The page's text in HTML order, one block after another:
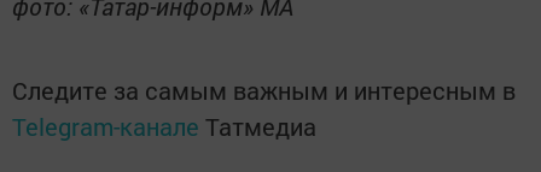
фото: «Татар-информ» МА
Следите за самым важным и интересным в
Telegram-канале Татмедиа